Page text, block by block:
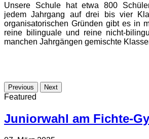
Unsere Schule hat etwa 800
jedem Jahrgang auf drei bis vier
organisatorischen Gründen gibt es in
reine bilinguale und reine nicht-
manchen Jahrgängen gemischte
Previous Next
Featured
Juniorwahl am Fichte-